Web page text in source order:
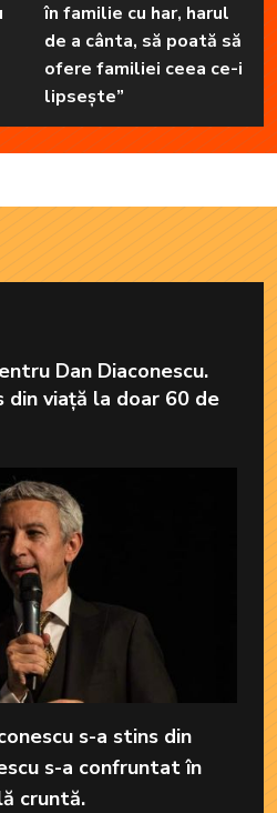
în familie cu har, harul
de a cânta, să poată să
ofere familiei ceea ce-i
lipsește”
Dan Diaconescu.
viață la doar 60 de
s-a stins din
s-a confruntat în
cruntă.